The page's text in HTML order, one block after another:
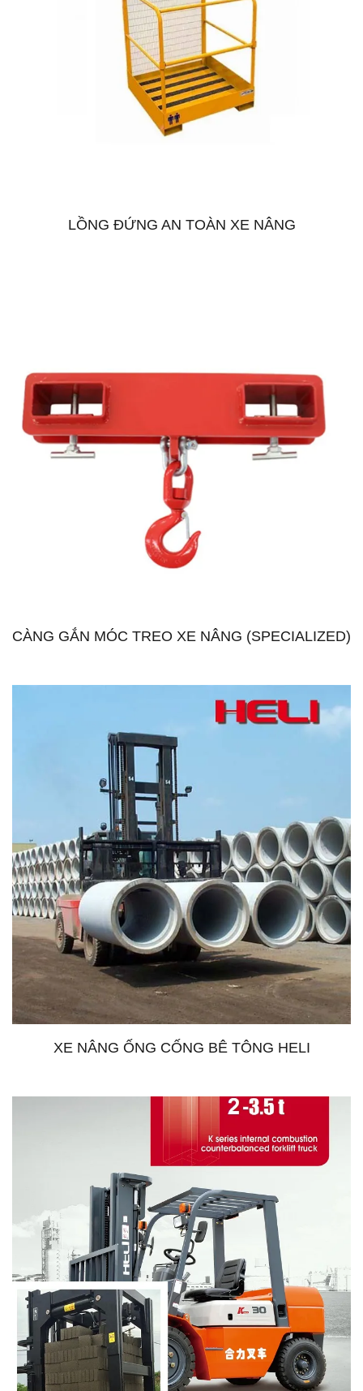
LỒNG ĐỨNG AN TOÀN XE NÂNG
CÀNG GẮN MÓC TREO XE NÂNG (SPECIALIZED)
XE NÂNG ỐNG CỐNG BÊ TÔNG HELI